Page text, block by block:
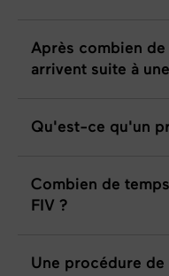
Après combien
arrivent suite à
Qu'est-ce qu'un
Combien de
FIV ?
Une procédure de